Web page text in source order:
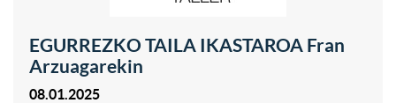
EGURREZKO TAILA IKASTAROA Fran
Arzuagarekin
08.01.2025